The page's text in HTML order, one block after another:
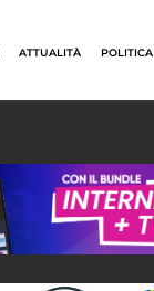
ATTUALITÀ POLITICA